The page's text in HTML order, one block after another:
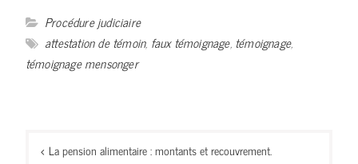
Procédure judiciaire
attestation de témoin, faux témoignage, témoignage,
témoignage mensonger
de La pension alimentaire : montants et recouvrement.